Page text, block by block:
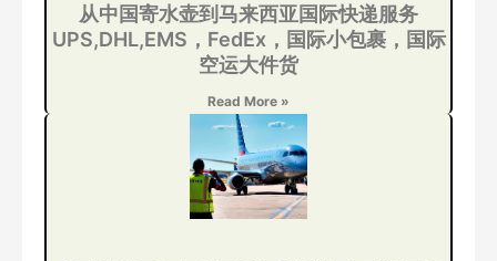
从中国寄水壶到马来西亚国际快递服务
UPS,DHL,EMS，FedEx，国际小包裹，国际
空运大件货
Read More »